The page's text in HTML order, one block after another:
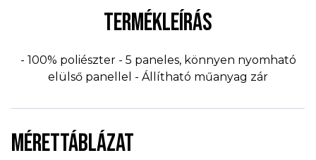
TERMÉKLEÍRÁS
- 100% poliészter - 5 paneles, könnyen nyomható
elülső panellel - Állítható műanyag zár
MÉRETTÁBLÁZAT